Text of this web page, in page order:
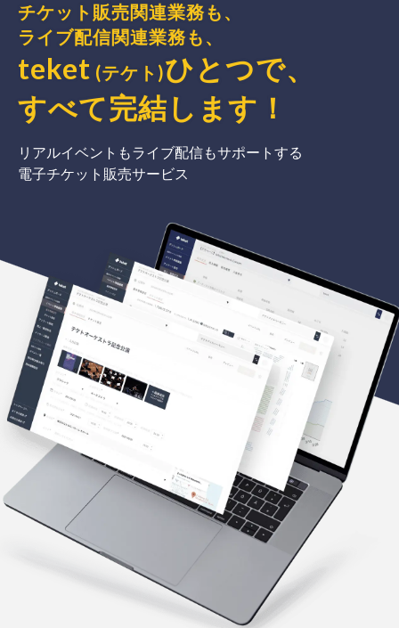
チケット販売関連業務も、
ライブ配信関連業務も、
teket (テケト)ひとつで、
すべて完結 します ！
リアルイベントもライブ配信もサポートする
電子チケット販売サービス